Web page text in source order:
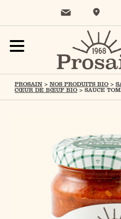
PROSAIN > NOS PRODUITS BIO >
CŒUR DE BŒUF BIO > SAUCE